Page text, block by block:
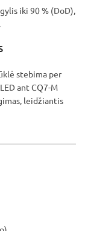
iki 90 % (DoD),
stebima per
ant CQ7-M
leidžiantis